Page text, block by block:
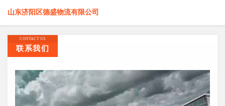
山东济阳区德盛物流有限公司
CONTACT US
联系我们